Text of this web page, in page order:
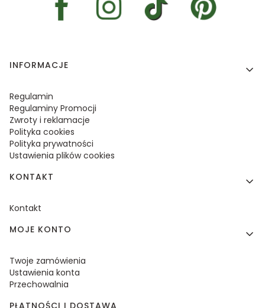
Linki w stopce
INFORMACJE
Regulamin
Regulaminy Promocji
Zwroty i reklamacje
Polityka cookies
Polityka prywatności
Ustawienia plików cookies
KONTAKT
Kontakt
MOJE KONTO
Twoje zamówienia
Ustawienia konta
Przechowalnia
PŁATNOŚCI I DOSTAWA